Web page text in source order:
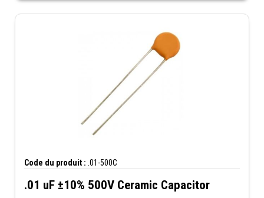
Code du produit : .01-500C
.01 uF ±10% 500V Ceramic Capacitor